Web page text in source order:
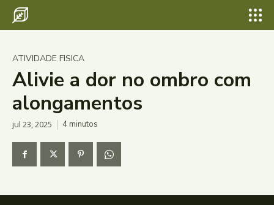
ATIVIDADE FISICA
Alivie a dor no ombro com
alongamentos
jul 23, 2025 4minutos